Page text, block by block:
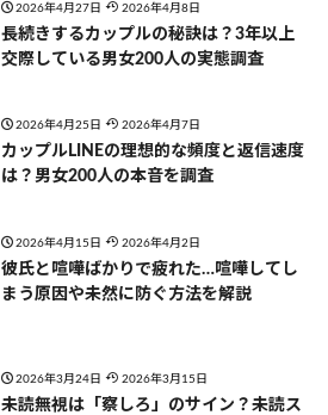
2026年4月27日 2026年4月8日
長続きするカップルの秘訣は？3年以上
交際している男女200人の実態調査
2026年4月25日 2026年4月7日
カップルLINEの理想的な頻度と返信速度
は？男女200人の本音を調査
2026年4月15日 2026年4月2日
彼氏と喧嘩ばかりで疲れた…喧嘩してし
まう原因や未然に防ぐ方法を解説
2026年3月24日 2026年3月15日
未読無視は「察しろ」のサイン？未読ス